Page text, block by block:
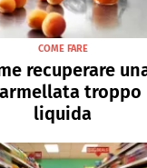
COME FARE
recuperare
troppo
liquida